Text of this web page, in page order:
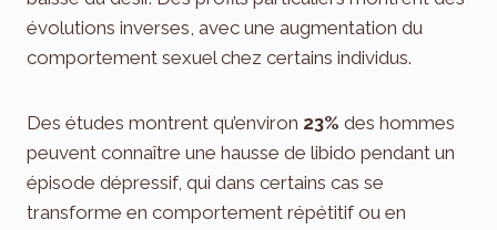
évolutions inverses, avec une augmentation du
comportement sexuel chez certains individus.
Des études montrent qu’environ 23% des hommes
peuvent connaître une hausse de libido pendant un
épisode dépressif, qui dans certains cas se
transforme en comportement répétitif ou en